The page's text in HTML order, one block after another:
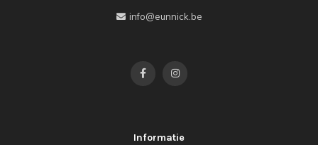
info@eunnick.be
Informatie